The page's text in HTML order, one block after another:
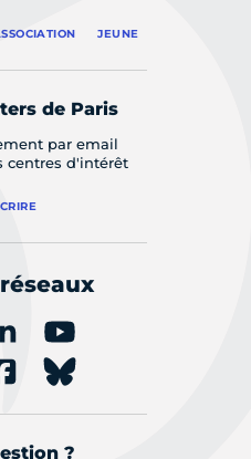
JEUNE
de Paris
par email
centres d'intérêt
?